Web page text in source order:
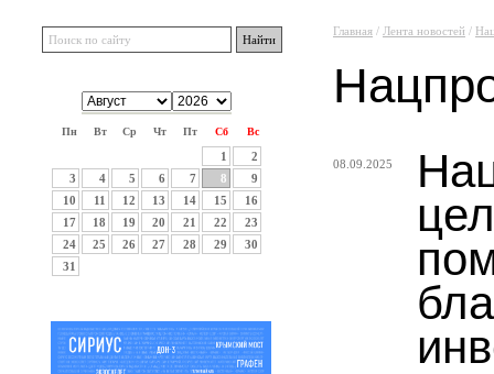
Пн Вт Ср Чт Пт Сб Вс
1
2
3
4 5 6 7 8
9
10
11 12 13 14 15
16
17
18 19 20 21 22
23
24
25 26 27 28 29
30
31
Главная / Лента новостей /
08.09.2025